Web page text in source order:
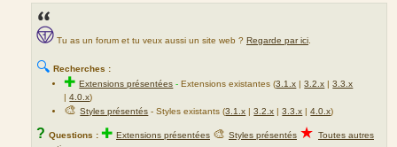
Tu as un forum et tu veux aussi un site web ? Regarde par ici
🔍 Recherches :
✚Extensions présentées -Extensions existantes (3.1.x |3.2.x |3.3.x
|4.0.x)
🎨Styles présentés - Styles existants (3.1.x |3.2.x |3.3.x |4.0.x)
? Questions : ✚ Extensions présentées 🎨 Styles présentés ★ Toutes autres